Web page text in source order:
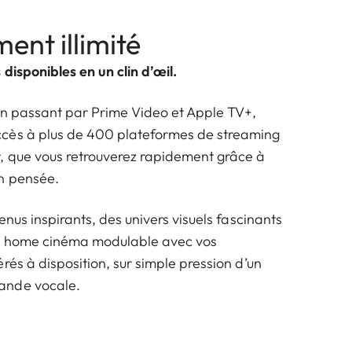
illimité
en un clin d’œil.
passant par Prime Video et Apple TV+,
à plus de 400 plateformes de streaming
que vous retrouverez rapidement grâce à
pensée.
inspirants, des univers visuels fascinants
cinéma modulable avec vos
à disposition, sur simple pression d’un
vocale.